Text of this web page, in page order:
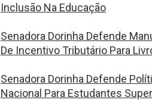
Inclusão Na Educação
Senadora Dorinha Defende
De Incentivo Tributário Para
Senadora Dorinha Defende
Nacional Para Estudantes